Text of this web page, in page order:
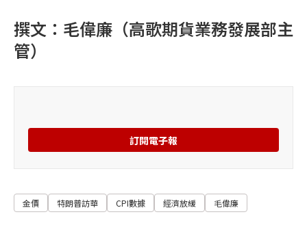
撰文：毛偉廉（高歌期貨業務發展部主
管）
訂閱電子報
金價 特朗普訪華 CPI數據 經濟放緩 毛偉廉